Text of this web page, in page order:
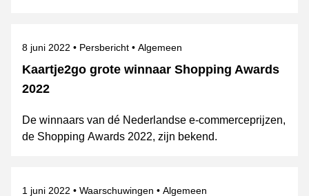
Kaartje2go grote winnaar Shopping Awards
2022
Gepubliceerd op
8 juni 2022 Categorie
Persbericht Onderwerpen
Algemeen
De winnaars van dé Nederlandse e-commerceprijzen,
de Shopping Awards 2022, zijn bekend.
Gepubliceerd op
1 juni 2022 Categorie
Waarschuwingen Onderwerpen
Algemeen